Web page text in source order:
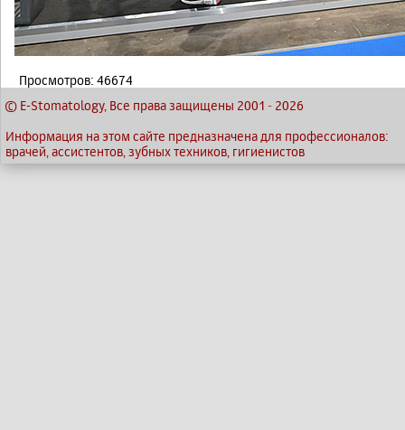
Просмотров: 46674
© E-Stomatology, Все права защищены 2001 - 2026
Информация на этом сайте предназначена для профессионалов:
врачей, ассистентов, зубных техников, гигиенистов